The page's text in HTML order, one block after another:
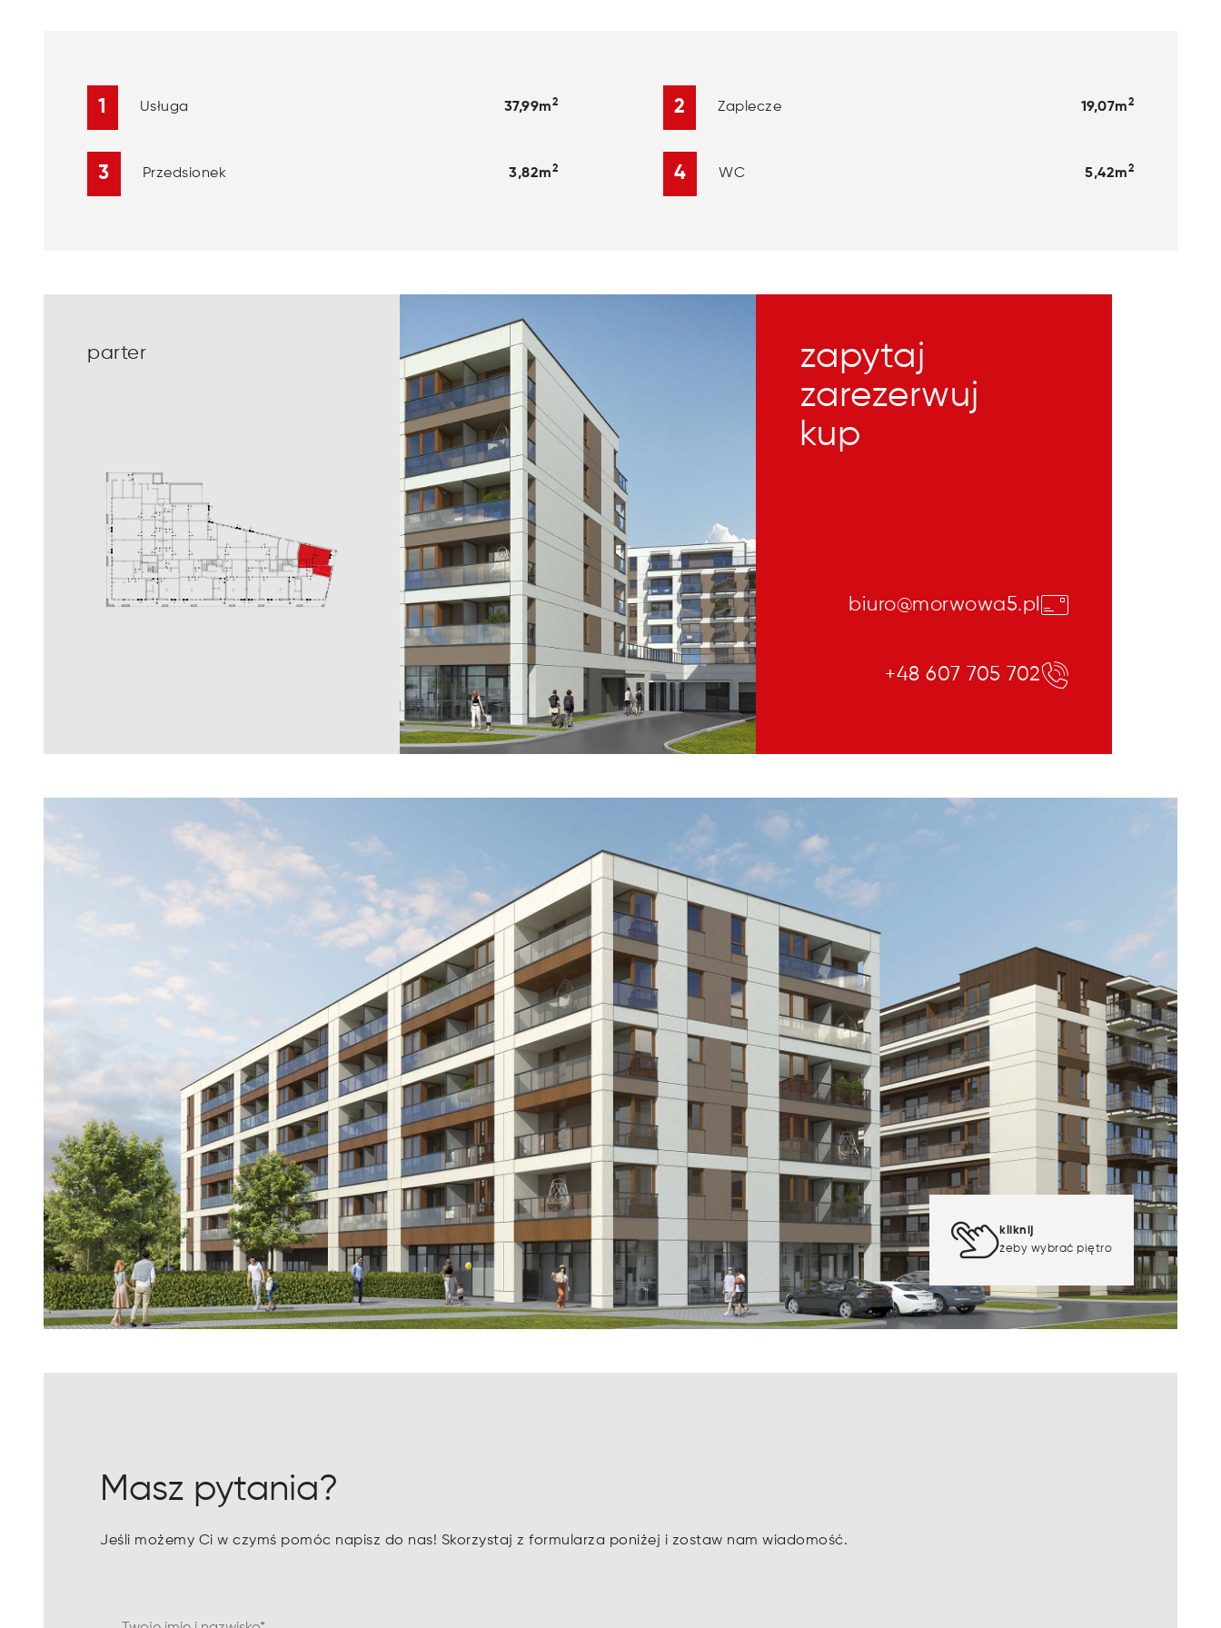
1 Usługa 37,99m2 2 Zaplecze 19,07m2
3 Przedsionek 3,82m2 4 WC 5,42m2
parter
zapytaj
zarezerwuj
kup
biuro@morwowa5.pl
+48 607 705 702
kliknij
żeby wybrać piętro
Masz pytania?
Jeśli możemy Ci w czymś pomóc napisz do nas! Skorzystaj z formularza poniżej i zostaw nam wiadomość.